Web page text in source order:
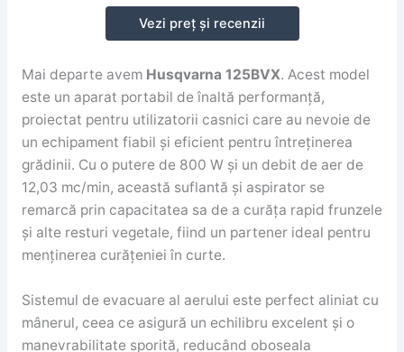
Vezi preț și recenzii
Mai departe avem Husqvarna 125BVX. Acest model
este un aparat portabil de înaltă performanță,
proiectat pentru utilizatorii casnici care au nevoie de
un echipament fiabil și eficient pentru întreținerea
grădinii. Cu o putere de 800 W și un debit de aer de
12,03 mc/min, această suflantă și aspirator se
remarcă prin capacitatea sa de a curăța rapid frunzele
și alte resturi vegetale, fiind un partener ideal pentru
menținerea curățeniei în curte.
Sistemul de evacuare al aerului este perfect aliniat cu
mânerul, ceea ce asigură un echilibru excelent și o
manevrabilitate sporită, reducând oboseala